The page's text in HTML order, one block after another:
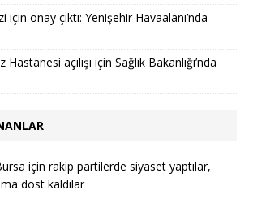
için onay çıktı: Yenişehir Havaalanı’nda
açılışı için Sağlık Bakanlığı’nda
için rakip partilerde siyaset yaptılar,
dost kaldılar